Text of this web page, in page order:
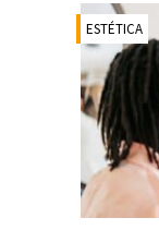
ESTÉTICA